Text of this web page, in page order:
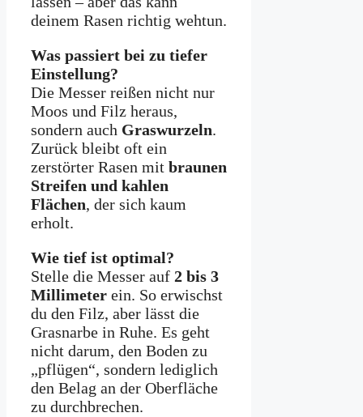
deinem Rasen richtig wehtun.
Was passiert bei zu tiefer
Einstellung?
Die Messer reißen nicht nur
Moos und Filz heraus,
sondern auch Graswurzeln.
Zurück bleibt oft ein
zerstörter Rasen mit braunen
Streifen und kahlen
Flächen, der sich kaum
erholt.
Wie tief ist optimal?
Stelle die Messer auf 2 bis 3
Millimeter ein. So erwischst
du den Filz, aber lässt die
Grasnarbe in Ruhe. Es geht
nicht darum, den Boden zu
„pflügen“, sondern lediglich
den Belag an der Oberfläche
zu durchbrechen.